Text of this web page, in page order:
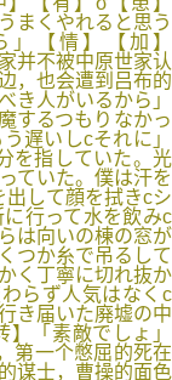
まくやれると思う
【情】【加】
不被中原世家认
，也会遭到吕布的
き人がいるから」
するつもりなかっ
遅いしcそれに」
を指していた。光
ていた。僕は汗を
して顔を拭きcシ
行って水を飲みc
は向いの棟の窓が
つか糸で吊るして
く丁寧に切れ抜か
らず人気はなくc
き届いた廃墟の中
「素敵でしょ」
一个憋屈的死在
谋士，曹操的面色